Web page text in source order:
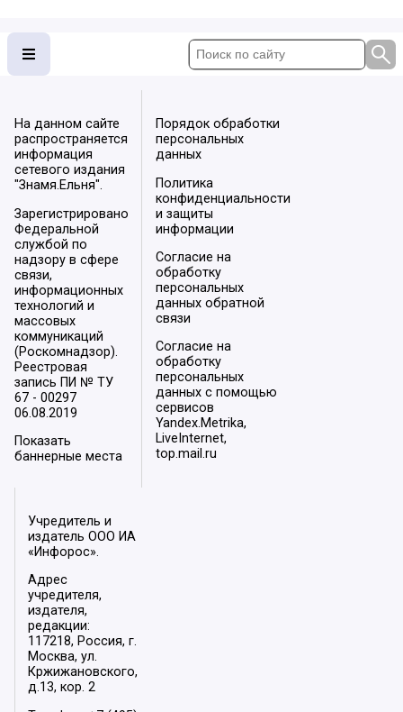
На данном сайте
распространяется
информация
сетевого издания
"Знамя.Ельня".
Зарегистрировано
Федеральной
службой по
надзору в сфере
связи,
информационных
технологий и
массовых
коммуникаций
(Роскомнадзор).
Реестровая
запись ПИ № ТУ
67 - 00297
06.08.2019
Показать
баннерные места
Порядок обработки
персональных
данных
Политика
конфиденциальности
и защиты
информации
Согласие на
обработку
персональных
данных обратной
связи
Согласие на
обработку
персональных
данных с помощью
сервисов
Yandex.Metrika,
LiveInternet,
top.mail.ru
Учредитель и
издатель ООО ИА
«Инфорос».
Адрес
учредителя,
издателя,
редакции:
117218, Россия, г.
Москва, ул.
Кржижановского,
д.13, кор. 2